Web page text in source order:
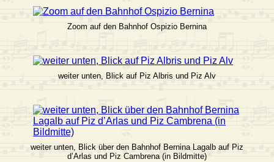
Zoom auf den Bahnhof Ospizio Bernina
weiter unten, Blick auf Piz Albris und Piz Alv
weiter unten, Blick über den Bahnhof Bernina Lagalb auf Piz
d’Arlas und Piz Cambrena (in Bildmitte)